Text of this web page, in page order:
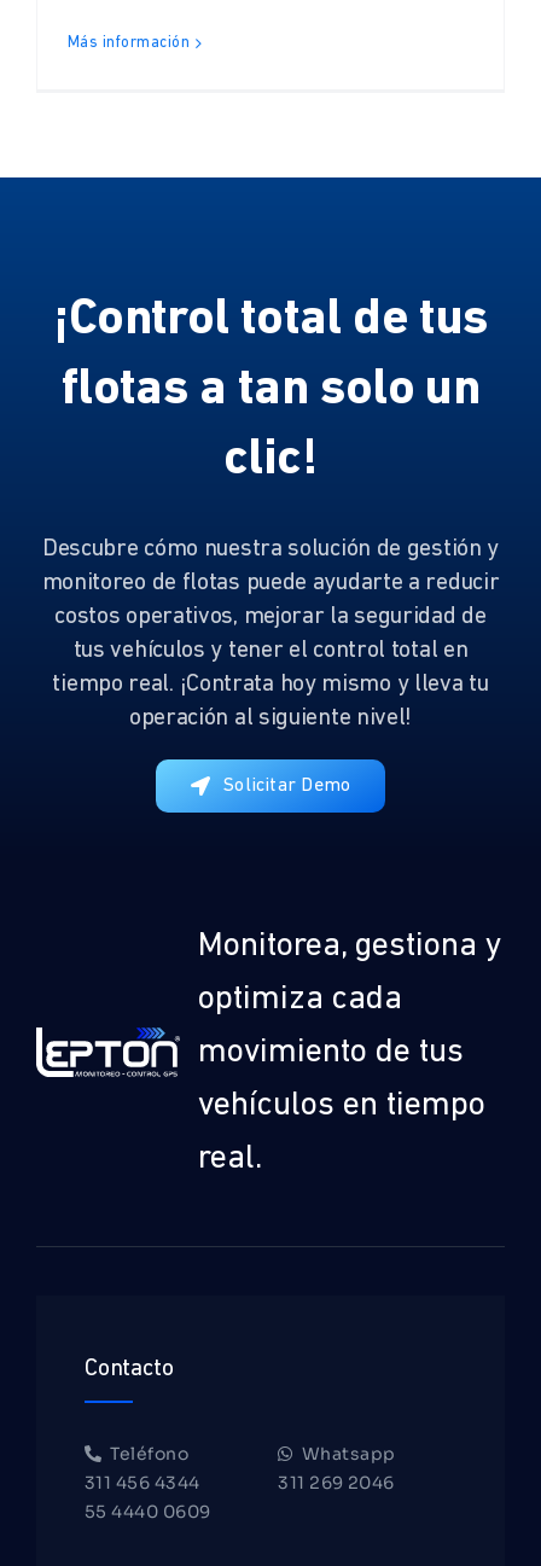
Más información
¡Control total de tus
flotas a tan solo un
clic!
Descubre cómo nuestra solución de gestión y
monitoreo de flotas puede ayudarte a reducir
costos operativos, mejorar la seguridad de
tus vehículos y tener el control total en
tiempo real. ¡Contrata hoy mismo y lleva tu
operación al siguiente nivel!
Solicitar Demo
Monitorea, gestiona y
optimiza cada
movimiento de tus
vehículos en tiempo
real.
Contacto
Teléfono
311 456 4344
55 4440 0609
Whatsapp
311 269 2046